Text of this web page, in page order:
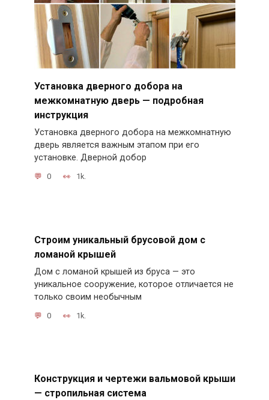
Установка дверного добора на
межкомнатную дверь — подробная
инструкция
Установка дверного добора на межкомнатную
дверь является важным этапом при его
установке. Дверной добор
0 1k.
Строим уникальный брусовой дом с
ломаной крышей
Дом с ломаной крышей из бруса — это
уникальное сооружение, которое отличается не
только своим необычным
0 1k.
Конструкция и чертежи вальмовой крыши
— стропильная система